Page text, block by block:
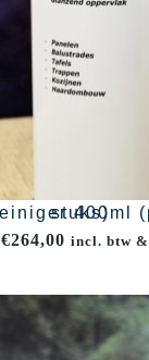
Blauwstaalreiniger 400ml (per 2, 6 of 12 stuks)
€264,00
tot
€264,00
incl. btw